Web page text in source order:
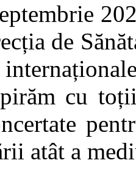
de
cu
atât a